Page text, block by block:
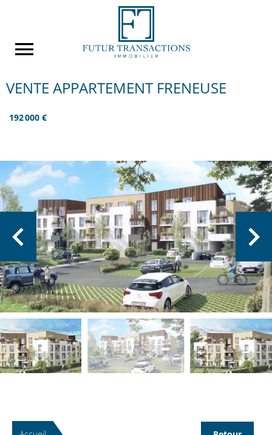
VENTE APPARTEMENT FRENEUSE
192 000 €